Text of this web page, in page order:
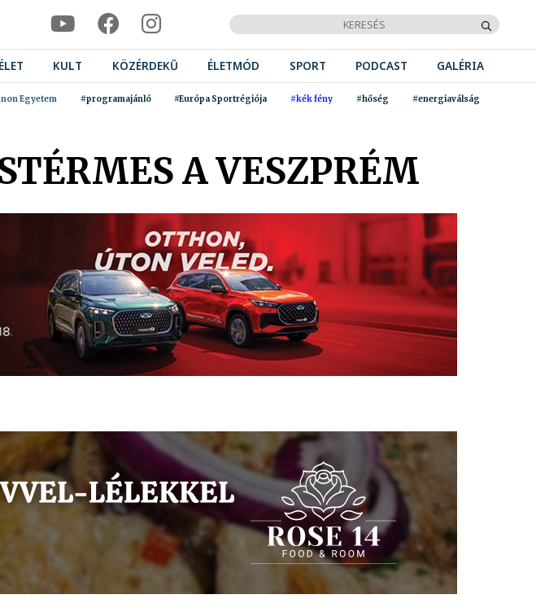
KULT KÖZÉRDEKŰ ÉLETMÓD SPORT PODCAST GALÉRIA
Egyetem #programajánló #Európa Sportrégiója #kék fény #hőség #energiaválság
A VESZPRÉM